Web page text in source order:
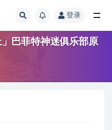
登录
」巴菲特神迷俱乐部原